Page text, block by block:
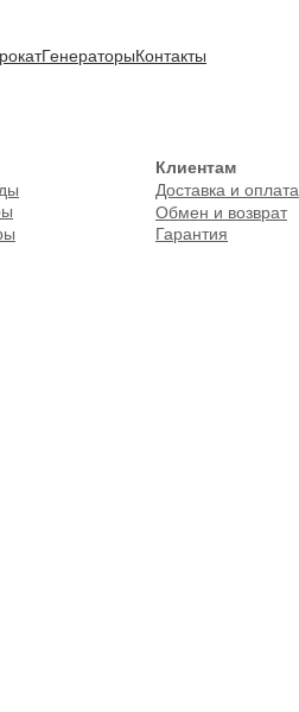
ГенераторыКонтакты
Клиентам
Доставка и оплата
Обмен и возврат
Гарантия